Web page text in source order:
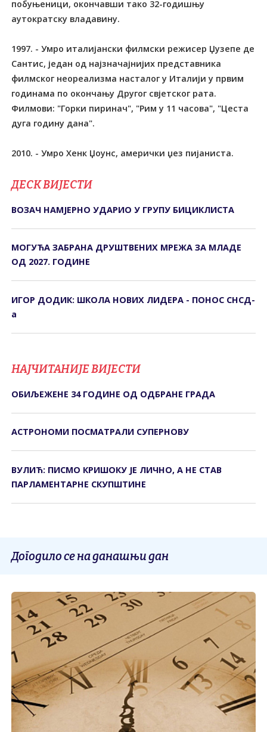
побуњеници, окончавши тако 32-годишњу
аутократску владавину.
1997. - Умро италијански филмски режисер Џузепе де
Сантис, један од најзначајнијих представника
филмског неореализма насталог у Италији у првим
годинама по окончању Другог свјетског рата.
Филмови: "Горки пиринач", "Рим у 11 часова", "Цеста
дуга годину дана".
2010. - Умро Хенк Џоунс, амерички џез пијаниста.
ДЕСК ВИЈЕСТИ
ВОЗАЧ НАМЈЕРНО УДАРИО У ГРУПУ БИЦИКЛИСТА
МОГУЋА ЗАБРАНА ДРУШТВЕНИХ МРЕЖА ЗА МЛАДЕ
ОД 2027. ГОДИНЕ
ИГОР ДОДИК: ШКОЛА НОВИХ ЛИДЕРА - ПОНОС СНСД-
а
НАЈЧИТАНИЈЕ ВИЈЕСТИ
ОБИЉЕЖЕНЕ 34 ГОДИНЕ ОД ОДБРАНЕ ГРАДА
АСТРОНОМИ ПОСМАТРАЛИ СУПЕРНОВУ
ВУЛИЋ: ПИСМО КРИШОКУ ЈЕ ЛИЧНО, А НЕ СТАВ
ПАРЛАМЕНТАРНЕ СКУПШТИНЕ
Догодило се на данашњи дан